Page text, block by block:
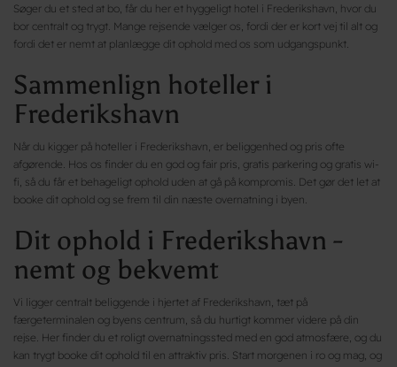
Søger du et sted at bo, får du her et hyggeligt hotel i Frederikshavn, hvor du
bor centralt og trygt. Mange rejsende vælger os, fordi der er kort vej til alt og
fordi det er nemt at planlægge dit ophold med os som udgangspunkt.
Sammenlign hoteller i
Frederikshavn
Når du kigger på hoteller i Frederikshavn, er beliggenhed og pris ofte
afgørende. Hos os finder du en god og fair pris, gratis parkering og gratis wi-
fi, så du får et behageligt ophold uden at gå på kompromis. Det gør det let at
booke dit ophold og se frem til din næste overnatning i byen.
Dit ophold i Frederikshavn -
nemt og bekvemt
Vi ligger centralt beliggende i hjertet af Frederikshavn, tæt på
færgeterminalen og byens centrum, så du hurtigt kommer videre på din
rejse. Her finder du et roligt overnatningssted med en god atmosfære, og du
kan trygt booke dit ophold til en attraktiv pris. Start morgenen i ro og mag, og